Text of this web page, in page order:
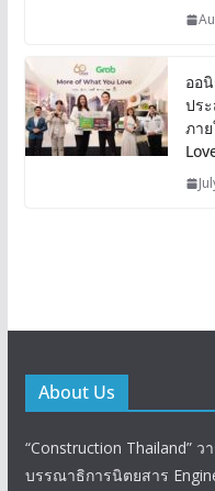
ออ
ปร
ภา
About Us
“Construction Thailand”
บรรณาธิการนิตยสาร